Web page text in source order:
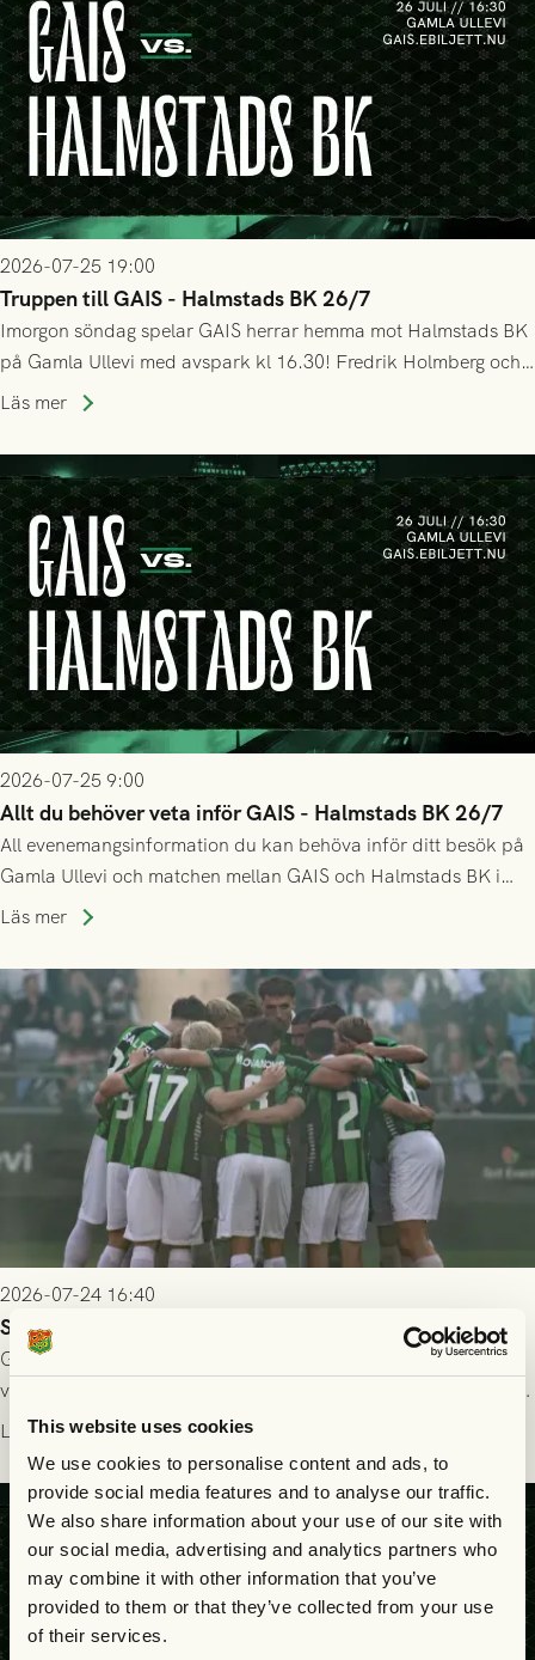
This website uses cookies
We use cookies to personalise content and ads, to
provide social media features and to analyse our traffic.
We also share information about your use of our site with
our social media, advertising and analytics partners who
may combine it with other information that you’ve
provided to them or that they’ve collected from your use
of their services.
2026-07-25 19:00
Truppen till GAIS - Halmstads BK 26/7
Imorgon söndag spelar GAIS herrar hemma mot Halmstads BK
på Gamla Ullevi med avspark kl 16.30! Fredrik Holmberg och
ledarstaben har tagit ut följande trupp till matchen:
Läs mer
2026-07-25 9:00
Allt du behöver veta inför GAIS - Halmstads BK 26/7
All evenemangsinformation du kan behöva inför ditt besök på
Gamla Ullevi och matchen mellan GAIS och Halmstads BK i
Allsvenskan! Avspark kl 16.30 på söndag 26/7.
Läs mer
2026-07-24 16:40
Seger i första kvalmatchen mot FC Nordsjælland
GAIS dominerade i första halvlek och skapade fler chanser,
välförtjänt fick de in ett ledningsmål strax innan halvtid. Efter
halvtidsvilan sjönk tempot när Nordsjälland tilläts ha mer av
bollen, men GAIS försvarade sig disciplinerat och säkrade en
seger! Matchfoto: Mikael Josefsson & Lasse Ekström
Läs mer